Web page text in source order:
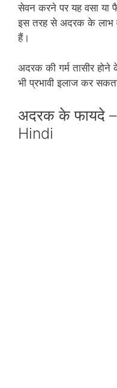
सेवन करने पर यह वसा या
इस तरह से अदरक के लाभ
हैं।
अदरक की गर्म तासीर
भी प्रभावी इलाज कर
अदरक के फायदे
Hindi